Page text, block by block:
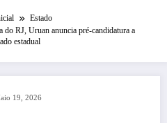
Estado
do RJ, Uruan anuncia pré-candidatura a
estadual
19, 2026